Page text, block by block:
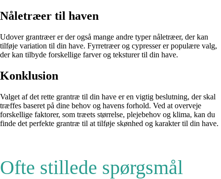
Nåletræer til haven
Udover grantræer er der også mange andre typer nåletræer, der kan
tilføje variation til din have. Fyrretræer og cypresser er populære valg,
der kan tilbyde forskellige farver og teksturer til din have.
Konklusion
Valget af det rette grantræ til din have er en vigtig beslutning, der skal
træffes baseret på dine behov og havens forhold. Ved at overveje
forskellige faktorer, som træets størrelse, plejebehov og klima, kan du
finde det perfekte grantræ til at tilføje skønhed og karakter til din have.
Ofte stillede spørgsmål